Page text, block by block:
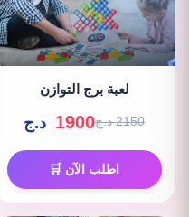
لعبة برج التوازن
2150 د.ج 1900 د.ج
اطلب الآن 🛒